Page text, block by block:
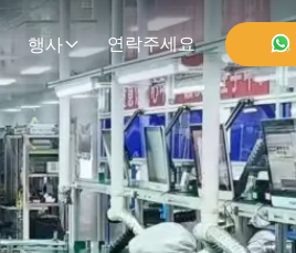
행사 연락주세요